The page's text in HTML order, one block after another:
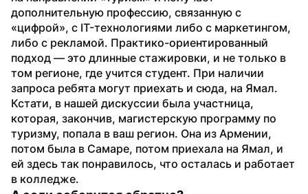
дополнительную профессию, связанную с
«цифрой», с IT-технологиями либо с маркетингом,
либо с рекламой. Практико-ориентированный
подход — это длинные стажировки, и не только в
том регионе, где учится студент. При наличии
запроса ребята могут приехать и сюда, на Ямал.
Кстати, в нашей дискуссии была участница,
которая, закончив, магистерскую программу по
туризму, попала в ваш регион. Она из Армении,
потом была в Самаре, потом приехала на Ямал, и
ей здесь так понравилось, что осталась и работает
в колледже.